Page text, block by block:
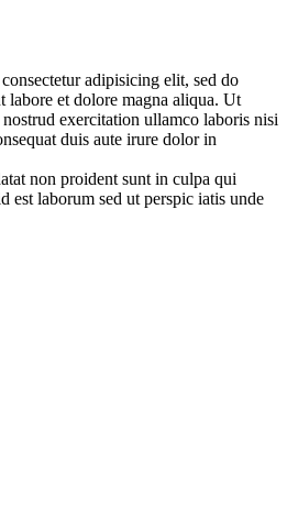
adipisicing elit, sed do
labore et dolore magna aliqua. Ut
exercitation ullamco laboris nisi
duis aute irure dolor in
non proident sunt in culpa qui
est laborum sed ut perspic iatis unde